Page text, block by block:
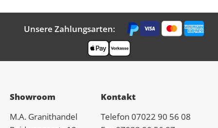
Unsere Zahlungsarten:
Showroom
M.A. Granithandel
Kontakt
Telefon 07022 90 56 08